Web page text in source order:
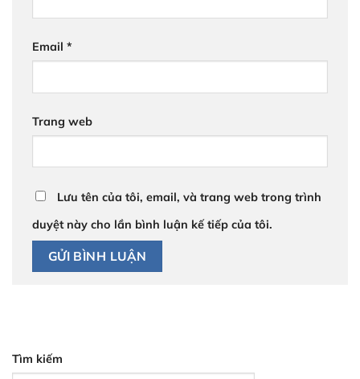
Email *
Trang web
Lưu tên của tôi, email, và trang web trong trình
duyệt này cho lần bình luận kế tiếp của tôi.
Tìm kiếm